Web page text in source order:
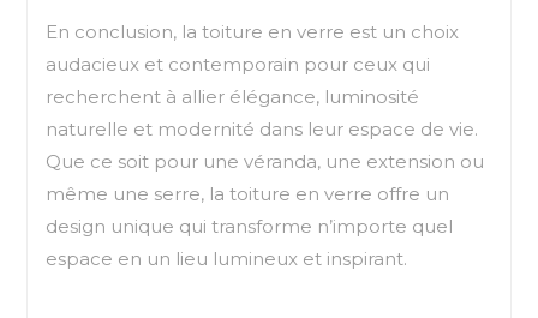
En conclusion, la toiture en verre est un choix
audacieux et contemporain pour ceux qui
recherchent à allier élégance, luminosité
naturelle et modernité dans leur espace de vie.
Que ce soit pour une véranda, une extension ou
même une serre, la toiture en verre offre un
design unique qui transforme n’importe quel
espace en un lieu lumineux et inspirant.